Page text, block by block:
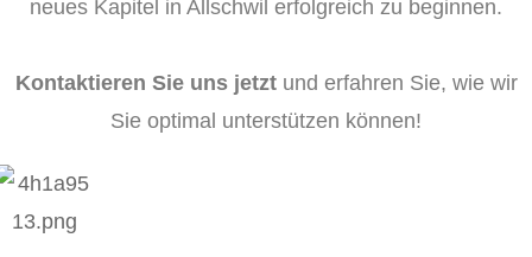
neues Kapitel in Allschwil erfolgreich zu beginnen.
Kontaktieren Sie uns jetztund erfahren Sie, wie wir
Sie optimal unterstützen können!